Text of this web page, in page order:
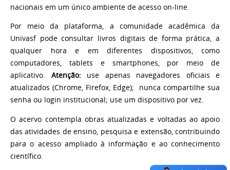
nacionais em um único ambiente de acesso on-line.
Por meio da plataforma, a comunidade acadêmica da
Univasf pode consultar livros digitais de forma prática, a
qualquer hora e em diferentes dispositivos, como
computadores, tablets e smartphones, por meio de
aplicativo. Atenção: use apenas navegadores oficiais e
atualizados (Chrome, Firefox, Edge); nunca compartilhe sua
senha ou login institucional; use um dispositivo por vez.
O acervo contempla obras atualizadas e voltadas ao apoio
das atividades de ensino, pesquisa e extensão, contribuindo
para o acesso ampliado à informação e ao conhecimento
científico.